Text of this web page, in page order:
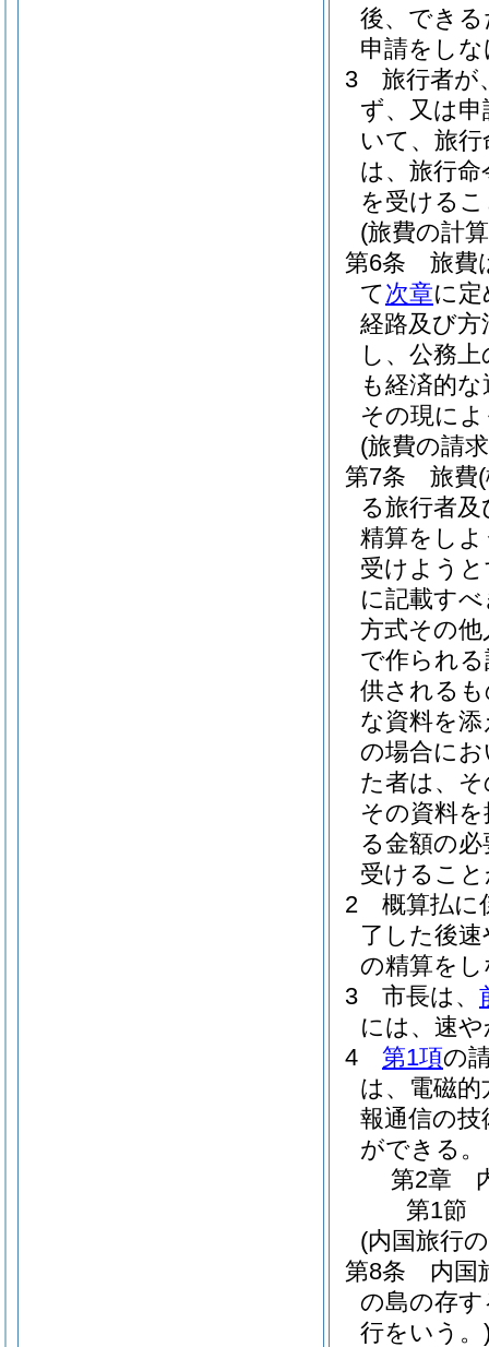
後、でき
申請をし
3
旅行者が
ず、又は
いて、旅
は、旅行
を受ける
(旅費の計
第6条
旅費
て次章に
経路及び
し、公務
も経済的
その現に
(旅費の請
第7条
旅費
る旅行者
精算をし
受けよう
に記載す
方式その
で作られ
供される
な資料を
の場合に
た者は、
その資料
る金額の
受けるこ
2
概算払に
了した後
の精算を
3
市長は、
には、速
4
第1項の
は、電磁的
報通信の
ができる。
第2章
第1節
(内国旅行
第8条
内国
の島の存
行をいう。